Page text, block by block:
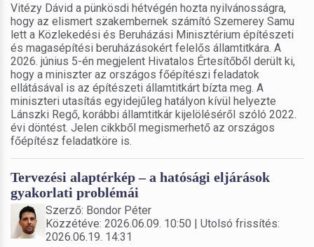
Vitézy Dávid a pünkösdi hétvégén hozta nyilvánosságra,
hogy az elismert szakembernek számító Szemerey Samu
lett a Közlekedési és Beruházási Minisztérium építészeti
és magasépítési beruházásokért felelős államtitkára. A
2026. június 5-én megjelent Hivatalos Értesítőből derült ki,
hogy a miniszter az országos főépítészi feladatok
ellátásával is az építészeti államtitkárt bízta meg. A
miniszteri utasítás egyidejűleg hatályon kívül helyezte
Lánszki Regő, korábbi államtitkár kijelöléséről szóló 2022.
évi döntést. Jelen cikkből megismerhető az országos
főépítész feladatköre is.
Tervezési alaptérkép – a hatósági eljárások
gyakorlati problémái
Szerző: Bondor Péter
Közzétéve: 2026.06.09. 10:50 | Utolsó frissítés:
2026.06.19. 14:31